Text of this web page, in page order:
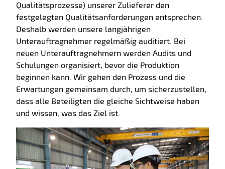
Qualitätsprozesse) unserer Zulieferer den
festgelegten Qualitätsanforderungen entsprechen.
Deshalb werden unsere langjährigen
Unterauftragnehmer regelmäßig auditiert. Bei
neuen Unterauftragnehmern werden Audits und
Schulungen organisiert, bevor die Produktion
beginnen kann. Wir gehen den Prozess und die
Erwartungen gemeinsam durch, um sicherzustellen,
dass alle Beteiligten die gleiche Sichtweise haben
und wissen, was das Ziel ist.